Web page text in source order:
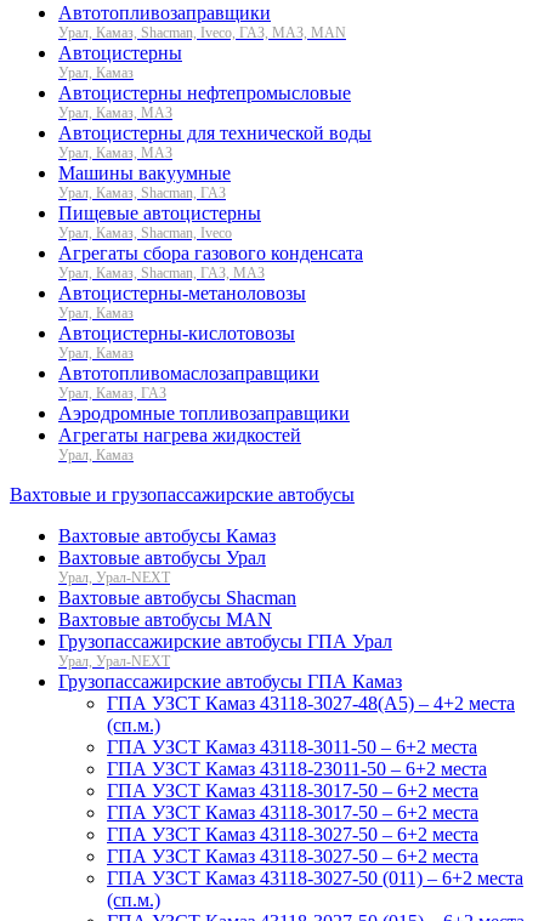
Автотопливозаправщики
Урал, Камаз, Shacman, Iveco, ГАЗ, МАЗ, MAN
Автоцистерны
Урал, Камаз
Автоцистерны нефтепромысловые
Урал, Камаз, МАЗ
Автоцистерны для технической воды
Урал, Камаз, МАЗ
Машины вакуумные
Урал, Камаз, Shacman, ГАЗ
Пищевые автоцистерны
Урал, Камаз, Shacman, Iveco
Агрегаты сбора газового конденсата
Урал, Камаз, Shacman, ГАЗ, МАЗ
Автоцистерны-метаноловозы
Урал, Камаз
Автоцистерны-кислотовозы
Урал, Камаз
Автотопливомаслозаправщики
Урал, Камаз, ГАЗ
Аэродромные топливозаправщики
Агрегаты нагрева жидкостей
Урал, Камаз
Вахтовые и грузопассажирские автобусы
Вахтовые автобусы Камаз
Вахтовые автобусы Урал
Урал, Урал-NEXT
Вахтовые автобусы Shacman
Вахтовые автобусы MAN
Грузопассажирские автобусы ГПА Урал
Урал, Урал-NEXT
Грузопассажирские автобусы ГПА Камаз
ГПА УЗСТ Камаз 43118-3027-48(A5) – 4+2 места
(сп.м.)
ГПА УЗСТ Камаз 43118-3011-50 – 6+2 места
ГПА УЗСТ Камаз 43118-23011-50 – 6+2 места
ГПА УЗСТ Камаз 43118-3017-50 – 6+2 места
ГПА УЗСТ Камаз 43118-3017-50 – 6+2 места
ГПА УЗСТ Камаз 43118-3027-50 – 6+2 места
ГПА УЗСТ Камаз 43118-3027-50 – 6+2 места
ГПА УЗСТ Камаз 43118-3027-50 (011) – 6+2 места
(сп.м.)